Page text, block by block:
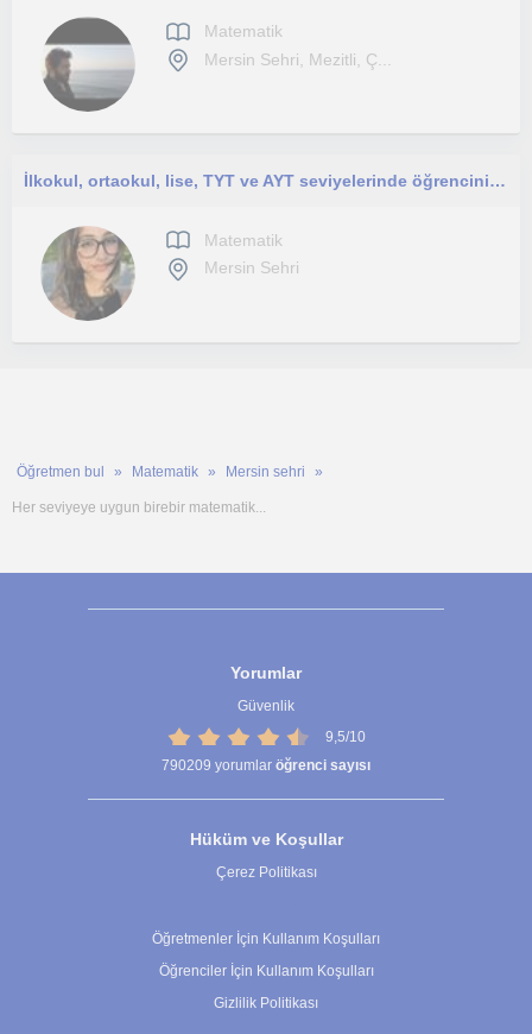
Matematik
Mersin Sehri, Mezitli, Ç...
İlkokul, ortaokul, lise, TYT ve AYT seviyelerinde öğrencinin ihtiyacına uygun birebir ders planı hazırlıyorum.
Matematik
Mersin Sehri
Öğretmen bul Matematik Mersin sehri
Her seviyeye uygun birebir matematik...
Yorumlar
Güvenlik
9,5/10
790209 yorumlar öğrenci sayısı
Hüküm ve Koşullar
Çerez Politikası
Öğretmenler İçin Kullanım Koşulları
Öğrenciler İçin Kullanım Koşulları
Gizlilik Politikası